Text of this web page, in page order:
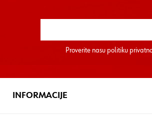
Proverite nasu politiku
INFORMACIJE